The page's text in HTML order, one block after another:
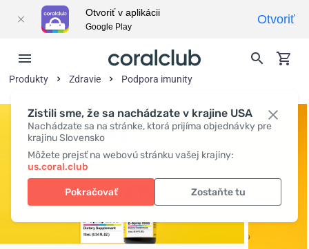
Zistili sme, že sa nachádzate v krajine USA
Nachádzate sa na stránke, ktorá prijíma objednávky pre
krajinu Slovensko
Môžete prejsť na webovú stránku vašej krajiny:
us.coral.club
Pokračovať Zostaňte tu
Produkty Zdravie Podpora imunity
Otvoriť v aplikácii
Google Play
Otvoriť